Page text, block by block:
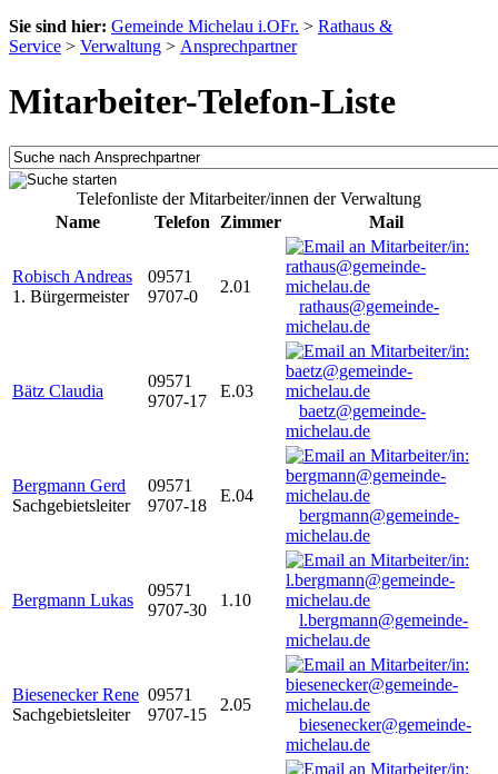
Sie sind hier: Gemeinde Michelau i.OFr. > Rathaus &
Service > Verwaltung > Ansprechpartner
Mitarbeiter-Telefon-Liste
Telefonliste der Mitarbeiter/innen der Verwaltung
Name
Telefon Zimmer Mail
Robisch Andreas
1. Bürgermeister
09571
9707-0
2.01
rathaus@gemeinde-
michelau.de
Bätz Claudia
09571
9707-17
E.03
baetz@gemeinde-
michelau.de
Bergmann Gerd
Sachgebietsleiter
09571
9707-18
E.04
bergmann@gemeinde-
michelau.de
Bergmann Lukas
09571
9707-30
1.10
l.bergmann@gemeinde-
michelau.de
Biesenecker Rene
Sachgebietsleiter
09571
9707-15
2.05
biesenecker@gemeinde-
michelau.de